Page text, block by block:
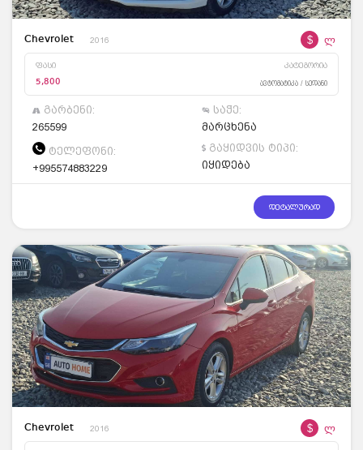
Chevrolet 2016 $ ლ
ფასი კატეგორია
5,800 ავტომატიკა / სედანი
გარბენი:
265599
საჭე:
მარცხენა
ტელეფონი:
+995574883229
გაყიდვის ტიპი:
იყიდება
დეტალურად
Chevrolet 2016 $ ლ